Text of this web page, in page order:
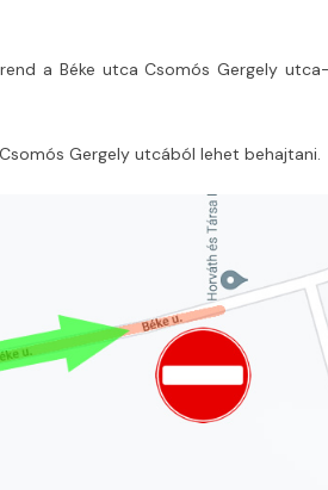
a Béke utca Csomós Gergely
Gergely utcából lehet behajtani.